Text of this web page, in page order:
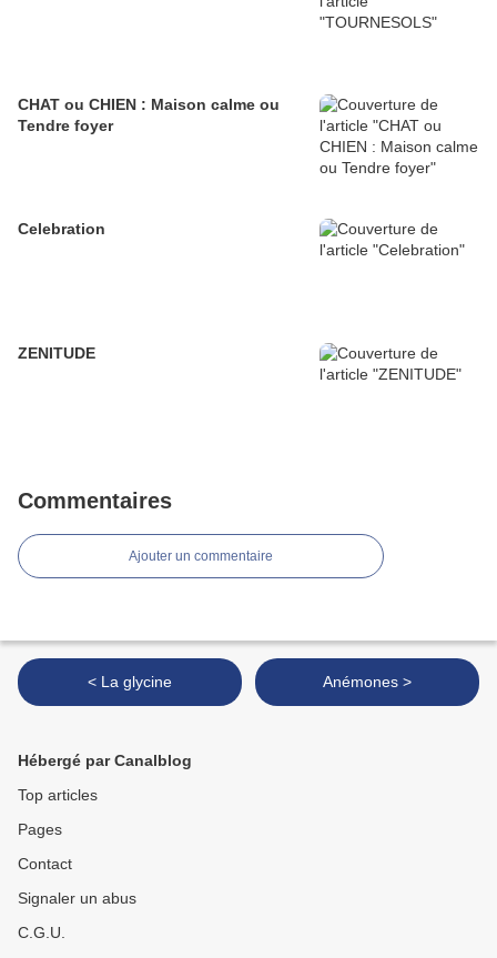
CHAT ou CHIEN : Maison calme ou
Tendre foyer
Celebration
ZENITUDE
Commentaires
Ajouter un commentaire
< La glycine Anémones >
Hébergé par Canalblog
Top articles
Pages
Contact
Signaler un abus
C.G.U.